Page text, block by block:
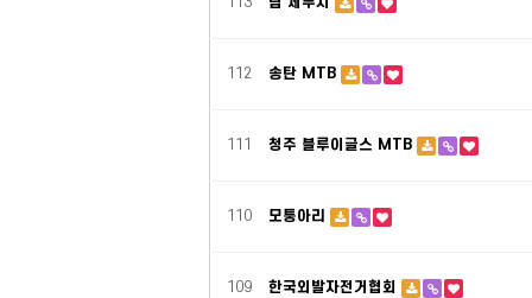
112 송탄 MTB
111 청주 블루이글스 MTB
110 모퉁아리
109 한국외발자전거협회